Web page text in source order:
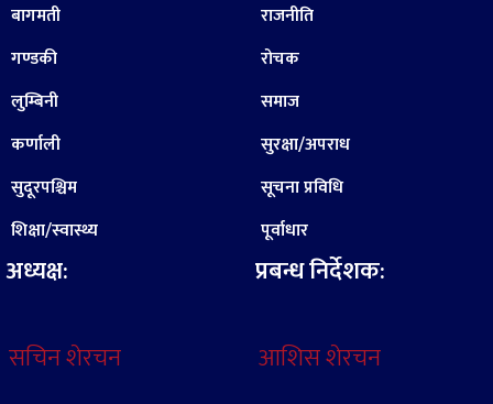
बागमती
गण्डकी
लुम्बिनी
कर्णाली
सुदूरपश्चिम
शिक्षा/स्वास्थ्य
अध्यक्ष:
सचिन शेरचन
राजनीति
रोचक
समाज
सुरक्षा/अपराध
सूचना प्रविधि
पूर्वाधार
प्रबन्ध निर्देशक:
आशिस शेरचन